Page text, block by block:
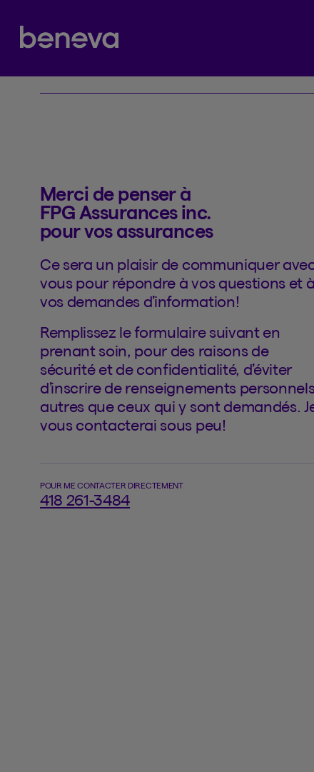
Partenaire Beneva
Contacter
Merci de penser à
FPG Assurances inc.
pour vos assurances
Ce sera un plaisir de communiquer
vous pour répondre à vos questions et à
vos demandes d’information!
Remplissez le formulaire suivant en
prenant soin, pour des raisons de
sécurité et de confidentialité, d’éviter
d’inscrire de renseignements
autres que ceux qui y sont demandés.
vous contacterai sous peu!
POUR ME CONTACTER DIRECTEMENT
418 261-3484